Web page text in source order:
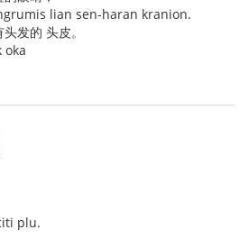
lian sen-haran kranion.
发的 头皮。
oka
plu.